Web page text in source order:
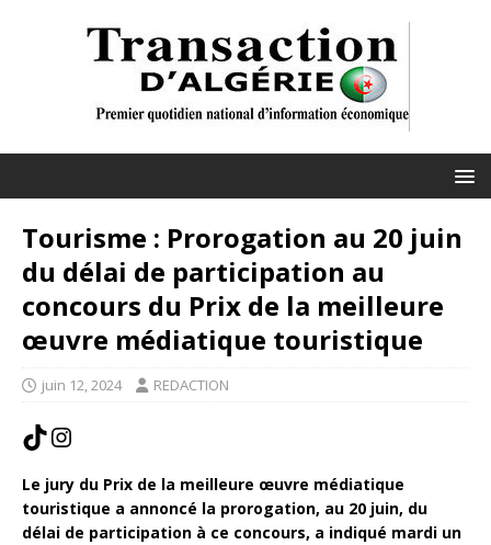
Tourisme : Prorogation au 20 juin
du délai de participation au
concours du Prix de la meilleure
œuvre médiatique touristique
juin 12, 2024 REDACTION
Le jury du Prix de la meilleure œuvre médiatique
touristique a annoncé la prorogation, au 20 juin, du
délai de participation à ce concours, a indiqué mardi un